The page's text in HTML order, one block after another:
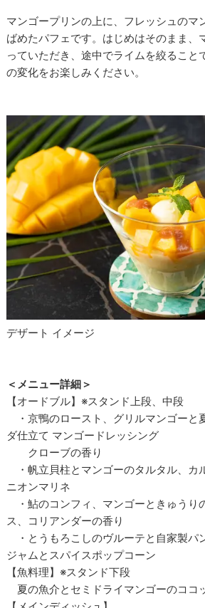
マンゴープリンの上に、フレッシュのマ
ばめたパフェです。はじめはそのまま、
っていただき、途中でライムを絞ること
の変化をお楽しみください。
デザート イメージ
＜メニュー詳細＞
【オードブル】※スタンド上段、中段
・京鴨のロースト、グリルマンゴーと
ダ仕立て マンゴードレッシング
クローブの香り
・帆立貝柱とマンゴーのタルタル、カ
ニオンマリネ
・鮎のコンフィ、マンゴーときゅうり
ス、コリアンダーの香り
・とうもろこしのヴルーテと自家製パ
ジャムとスパイスポップコーン
【魚料理】※スタンド下段
夏の魚介とセミドライマンゴーのココ